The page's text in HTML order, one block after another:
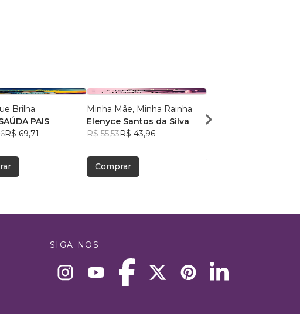
Brilha
PAIS
R$ 69,71
Minha Mãe, Minha Rainha
Elenyce Santos da Silva
R$ 55,53R$ 43,96
Comprar
Escritura Pública
SIGA-NOS